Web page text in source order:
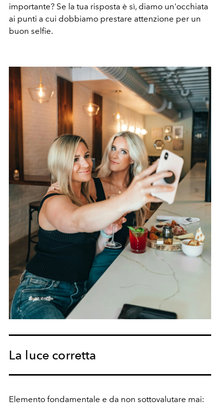
importante? Se la tua risposta è sì, diamo un'occhiata
ai punti a cui dobbiamo prestare attenzione per un
buon selfie.
La luce corretta
Elemento fondamentale e da non sottovalutare mai: